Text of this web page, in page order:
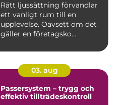
Rätt ljussättning förvandlar
ett vanligt rum till en
upplevelse. Oavsett om det
gäller en företagsko...
03. aug
Passersystem – trygg och
effektiv tillträdeskontroll